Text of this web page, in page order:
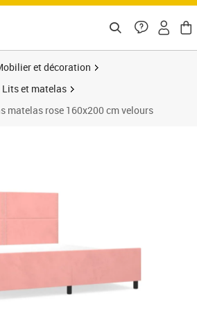
et décoration
Lits et matelas
matelas rose 160x200 cm velours